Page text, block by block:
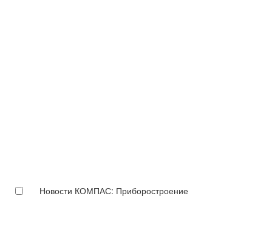
Новости КОМПАС: Приборостроение